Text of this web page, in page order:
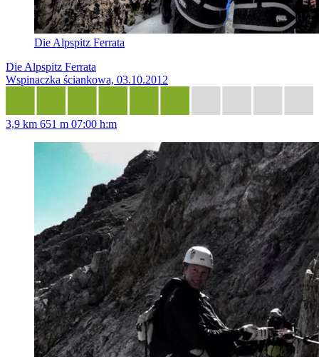
Die Alpspitz Ferrata
Die Alpspitz Ferrata
Wspinaczka ściankowa, 03.10.2012
3,9 km 651 m 07:00 h:m